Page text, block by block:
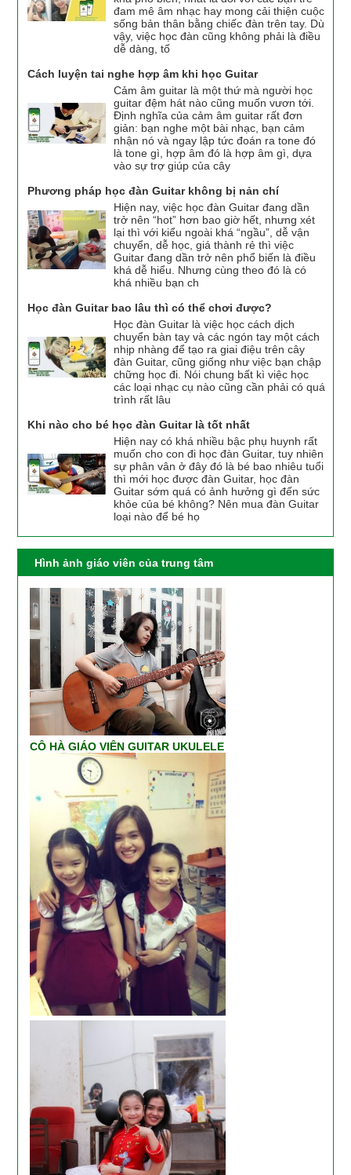
đam mê âm nhạc hay mong cải thiện cuộc
sống bản thân bằng chiếc đàn trên tay. Dù
vậy, việc học đàn cũng không phải là điều
dễ dàng, tố
Cách luyện tai nghe hợp âm khi học Guitar
Cảm âm guitar là một thứ mà người học
guitar đệm hát nào cũng muốn vươn tới.
Định nghĩa của cảm âm guitar rất đơn
giản: bạn nghe một bài nhạc, bạn cảm
nhận nó và ngay lập tức đoán ra tone đó
là tone gì, hợp âm đó là hợp âm gì, dựa
vào sự trợ giúp của cây
Phương pháp học đàn Guitar không bị nản chí
Hiện nay, việc học đàn Guitar đang dần
trở nên “hot” hơn bao giờ hết, nhưng xét
lại thì với kiểu ngoài khá “ngầu”, dễ vận
chuyển, dễ học, giá thành rẻ thì việc
Guitar đang dần trở nên phổ biến là điều
khá dễ hiểu. Nhưng cùng theo đó là có
khá nhiều bạn ch
Học đàn Guitar bao lâu thì có thể chơi được?
Học đàn Guitar là việc học cách dịch
chuyển bàn tay và các ngón tay một cách
nhịp nhàng để tạo ra giai điệu trên cây
đàn Guitar, cũng giống như việc bạn chập
chững học đi. Nói chung bất kì việc học
các loại nhạc cụ nào cũng cần phải có quá
trình rất lâu
Khi nào cho bé học đàn Guitar là tốt nhất
Hiện nay có khá nhiều bậc phụ huynh rất
muốn cho con đi học đàn Guitar, tuy nhiên
sự phân vân ở đây đó là bé bao nhiêu tuổi
thì mới học được đàn Guitar, học đàn
Guitar sớm quá có ảnh hưởng gì đến sức
khỏe của bé không? Nên mua đàn Guitar
loại nào để bé họ
Hình ảnh giáo viên của trung tâm
CÔ HÀ GIÁO VIÊN GUITAR UKULELE